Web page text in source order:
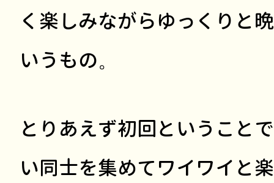
く楽しみながらゆっくりと
いうもの。
とりあえず初回ということ
い同士を集めてワイワイと